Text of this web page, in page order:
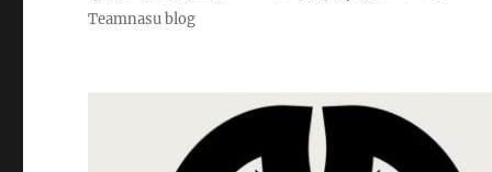
Teamnasu blog